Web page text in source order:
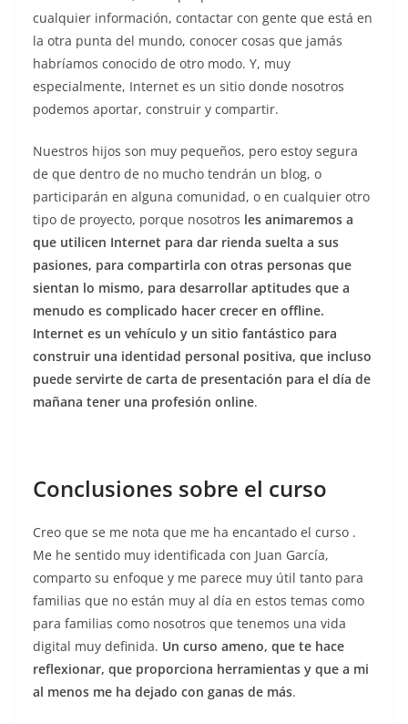
cualquier información, contactar con gente que está en
la otra punta del mundo, conocer cosas que jamás
habríamos conocido de otro modo. Y, muy
especialmente, Internet es un sitio donde nosotros
podemos aportar, construir y compartir.
Nuestros hijos son muy pequeños, pero estoy segura
de que dentro de no mucho tendrán un blog, o
participarán en alguna comunidad, o en cualquier otro
tipo de proyecto, porque nosotros les animaremos a
que utilicen Internet para dar rienda suelta a sus
pasiones, para compartirla con otras personas que
sientan lo mismo, para desarrollar aptitudes que a
menudo es complicado hacer crecer en offline.
Internet es un vehículo y un sitio fantástico para
construir una identidad personal positiva, que incluso
puede servirte de carta de presentación para el día de
mañana tener una profesión online.
Conclusiones sobre el curso
Creo que se me nota que me ha encantado el curso .
Me he sentido muy identificada con Juan García,
comparto su enfoque y me parece muy útil tanto para
familias que no están muy al día en estos temas como
para familias como nosotros que tenemos una vida
digital muy definida. Un curso ameno, que te hace
reflexionar, que proporciona herramientas y que a mi
al menos me ha dejado con ganas de más.